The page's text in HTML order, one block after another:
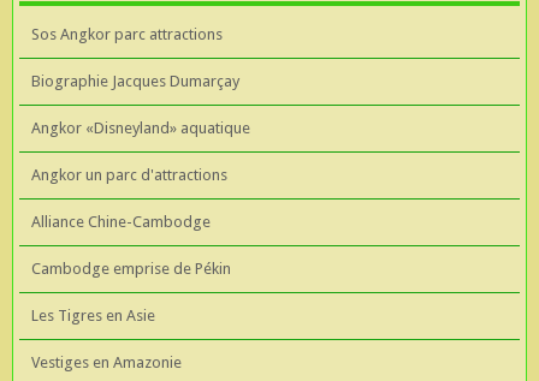
Sos Angkor parc attractions
Biographie Jacques Dumarçay
Angkor «Disneyland» aquatique
Angkor un parc d'attractions
Alliance Chine-Cambodge
Cambodge emprise de Pékin
Les Tigres en Asie
Vestiges en Amazonie